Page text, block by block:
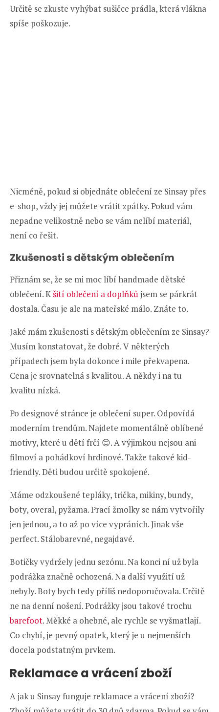
Určitě se zkuste vyhýbat sušičce prádla, která vlákna
spíše poškozuje.
Nicméně, pokud si objednáte oblečení ze Sinsay přes
e-shop, vždy jej můžete vrátit zpátky. Pokud vám
nepadne velikostně nebo se vám nelíbí materiál,
není co řešit.
Zkušenosti s dětským oblečením
Přiznám se, že se mi moc líbí handmade dětské
oblečení. Kšití oblečení a doplňkůjsem se párkrát
dostala. Času je ale na mateřské málo. Znáte to.
Jaké mám zkušenosti s dětským oblečením ze Sinsay?
Musím konstatovat, že dobré. V některých
případech jsem byla dokonce i mile překvapena.
Cena je srovnatelná s kvalitou. A někdy i na tu
kvalitu nízká.
Po designové stránce je oblečení super. Odpovídá
moderním trendům. Najdete momentálně oblíbené
motivy, které u dětí frčí 😊. A výjimkou nejsou ani
filmoví a pohádkoví hrdinové. Takže takové kid-
friendly. Děti budou určitě spokojené.
Máme odzkoušené tepláky, trička, mikiny, bundy,
boty, overal, pyžama. Prací žmolky se nám vytvořily
jen jednou, a to až po více vypráních. Jinak vše
perfect. Stálobarevné, negajdavé.
Botičky vydržely jednu sezónu. Na konci ní už byla
podrážka značně ochozená. Na další využití už
nebyly. Boty bych tedy příliš nedoporučovala. Určitě
ne na denní nošení. Podrážky jsou takové trochu
barefoot. Měkké a ohebné, ale rychle se vyšmatlají.
Co chybí, je pevný opatek, který je u nejmenších
docela podstatným prvkem.
Reklamace a vrácení zboží
A jak u Sinsay funguje reklamace a vrácení zboží?